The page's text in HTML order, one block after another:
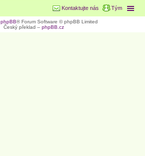
Tým
Kontaktujte nás
phpBB® Forum Software © phpBB Limited
Český překlad – phpBB.cz